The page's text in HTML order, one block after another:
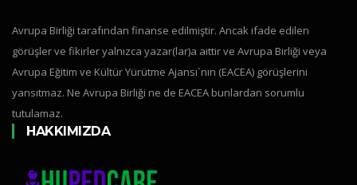
Avrupa Birliği tarafından finanse edilmiştir. Ancak ifade edilen
görüşler ve fikirler yalnızca yazar(lar)a aittir ve Avrupa Birliği veya
Avrupa Eğitim ve Kültür Yürütme Ajansı`nın (EACEA) görüşlerini
yansıtmaz. Ne Avrupa Birliği ne de EACEA bunlardan sorumlu
tutulamaz.
HAKKIMIZDA